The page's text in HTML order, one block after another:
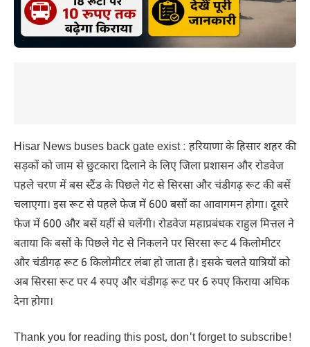
Hisar News buses back gate exist : हरियाणा के हिसार शहर की
सड़कों को जाम से छुटकारा दिलाने के लिए जिला प्रशासन और रोडवेज
पहले चरण में बस स्टैंड के पिछले गेट से सिरसा और चंडीगढ़ रूट की बसें
चलाएगा। इस रूट से पहले फेज में 600 बसों का आवागमन होगा। दूसरे
फेज में 600 और बसें यहीं से चलेंगी। रोडवेज महाप्रबंधक राहुल मित्तल ने
बताया कि बसों के पिछले गेट से निकलने पर सिरसा रूट 4 किलोमीटर
और चंडीगढ़ रूट 6 किलोमीटर लंबा हो जाता है। इसके चलते यात्रियों को
अब सिरसा रूट पर 4 रुपए और चंडीगढ़ रूट पर 6 रुपए किराया अधिक
देना होगा।
Thank you for reading this post, don't forget to subscribe!